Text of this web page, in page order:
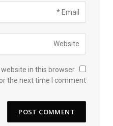
in this browser
the next time I comment.